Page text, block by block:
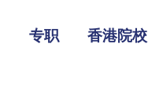
专职 香港院校